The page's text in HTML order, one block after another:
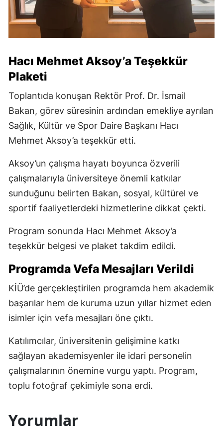
Hacı Mehmet Aksoy’a Teşekkür
Plaketi
Toplantıda konuşan Rektör Prof. Dr. İsmail
Bakan, görev süresinin ardından emekliye ayrılan
Sağlık, Kültür ve Spor Daire Başkanı Hacı
Mehmet Aksoy’a teşekkür etti.
Aksoy’un çalışma hayatı boyunca özverili
çalışmalarıyla üniversiteye önemli katkılar
sunduğunu belirten Bakan, sosyal, kültürel ve
sportif faaliyetlerdeki hizmetlerine dikkat çekti.
Program sonunda Hacı Mehmet Aksoy’a
teşekkür belgesi ve plaket takdim edildi.
Programda Vefa Mesajları Verildi
KİÜ’de gerçekleştirilen programda hem akademik
başarılar hem de kuruma uzun yıllar hizmet eden
isimler için vefa mesajları öne çıktı.
Katılımcılar, üniversitenin gelişimine katkı
sağlayan akademisyenler ile idari personelin
çalışmalarının önemine vurgu yaptı. Program,
toplu fotoğraf çekimiyle sona erdi.
Yorumlar